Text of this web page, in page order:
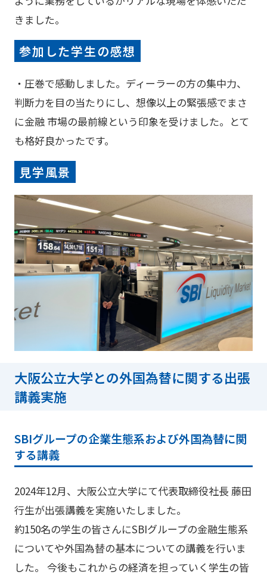
きました。
参加した学生の感想
・圧巻で感動しました。ディーラーの方の集中力、
判断力を目の当たりにし、想像以上の緊張感でまさ
に金融 市場の最前線という印象を受けました。とて
も格好良かったです。
見学風景
大阪公立大学との外国為替に関する出張
講義実施
SBIグループの企業生態系および外国為替に関
する講義
2024年12月、大阪公立大学にて代表取締役社長 藤田
行生が出張講義を実施いたしました。
約150名の学生の皆さんにSBIグループの金融生態系
についてや外国為替の基本についての講義を行いま
した。 今後もこれからの経済を担っていく学生の皆